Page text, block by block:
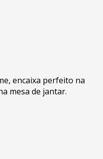
encaixa perfeito na
mesa de jantar.